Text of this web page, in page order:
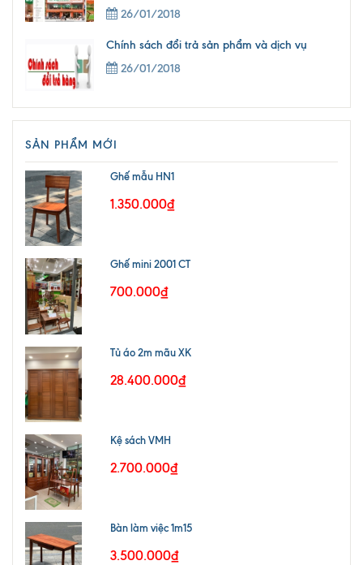
26/01/2018
Chính sách đổi trả sản phẩm và dịch vụ
26/01/2018
SẢN PHẨM MỚI
Ghế mẫu HN1
1.350.000₫
Ghế mini 2001 CT
700.000₫
Tủ áo 2m mãu XK
28.400.000₫
Kệ sách VMH
2.700.000₫
Bàn làm việc 1m15
3.500.000₫